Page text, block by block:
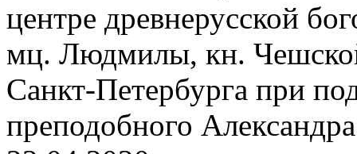
центре древнерусской
мц. Людмилы, кн.
Санкт-Петербурга при
преподобного